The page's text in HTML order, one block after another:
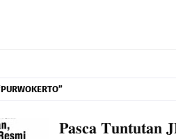
PURWOKERTO
​𝐏𝐚𝐬𝐜𝐚 𝐓𝐮𝐧𝐭𝐮𝐭𝐚𝐧